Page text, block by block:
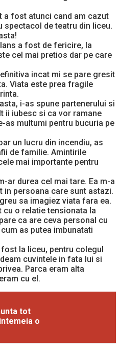
a fost atunci cand am cazut
spectacol de teatru din liceu.
a fost de fericire, la
cel mai pretios dar pe care
incat mi se pare gresit
Viata este prea fragile
i-as spune partenerului si
ii iubesc si ca vor ramane
as multumi pentru bucuria pe
un lucru din incendiu, as
de familie. Amintirile
mai importante pentru
ar durea cel mai tare. Ea m-a
in persoana care sunt astazi.
sa imagiez viata fara ea.
cu o relatie tensionata la
ca are ceva personal cu
as putea imbunatati
la liceu, pentru colegul
cuvintele in fata lui si
Parca eram alta
cu el.
tot
o